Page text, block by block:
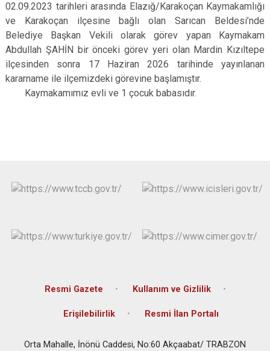
02.09.2023 tarihleri arasında Elazığ/Karakoçan Kaymakamlığı
ve Karakoçan ilçesine bağlı olan Sarıcan Beldesi’nde
Belediye Başkan Vekili olarak görev yapan Kaymakam
Abdullah ŞAHİN bir önceki görev yeri olan Mardin Kızıltepe
ilçesinden sonra 17 Haziran 2026 tarihinde yayınlanan
kararname ile ilçemizdeki görevine başlamıştır.
Kaymakamımız evli ve 1 çocuk babasıdır.
Resmi Gazete Kullanım ve Gizlilik
Erişilebilirlik Resmi İlan Portalı
Orta Mahalle, İnönü Caddesi, No:60 Akçaabat/ TRABZON